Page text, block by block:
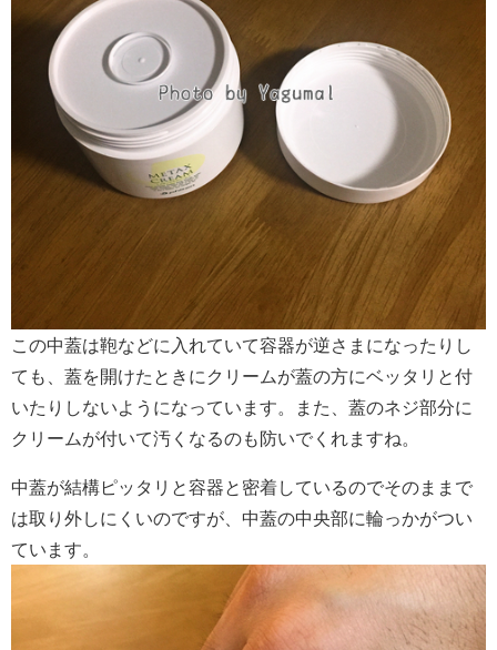
この中蓋は鞄などに入れていて容器が逆さまになったりし
ても、蓋を開けたときにクリームが蓋の方にベッタリと付
いたりしないようになっています。また、蓋のネジ部分に
クリームが付いて汚くなるのも防いでくれますね。
中蓋が結構ピッタリと容器と密着しているのでそのままで
は取り外しにくいのですが、中蓋の中央部に輪っかがつい
ています。